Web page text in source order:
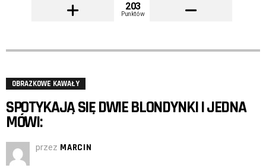
203
Punktów
OBRAZKOWE KAWAŁY
SPOTYKAJĄ SIĘ DWIE BLONDYNKI I JEDNA
MÓWI:
przez MARCIN